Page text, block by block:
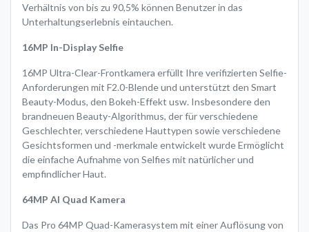
Verhältnis von bis zu 90,5% können Benutzer in das
Unterhaltungserlebnis eintauchen.
16MP In-Display Selfie
16MP Ultra-Clear-Frontkamera erfüllt Ihre verifizierten Selfie-
Anforderungen mit F2.0-Blende und unterstützt den Smart
Beauty-Modus, den Bokeh-Effekt usw. Insbesondere den
brandneuen Beauty-Algorithmus, der für verschiedene
Geschlechter, verschiedene Hauttypen sowie verschiedene
Gesichtsformen und -merkmale entwickelt wurde Ermöglicht
die einfache Aufnahme von Selfies mit natürlicher und
empfindlicher Haut.
64MP AI Quad Kamera
Das Pro 64MP Quad-Kamerasystem mit einer Auflösung von